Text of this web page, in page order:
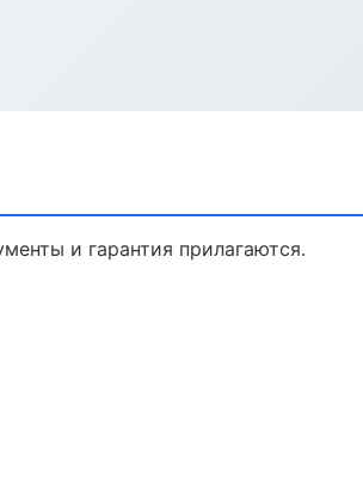
и гарантия прилагаются.